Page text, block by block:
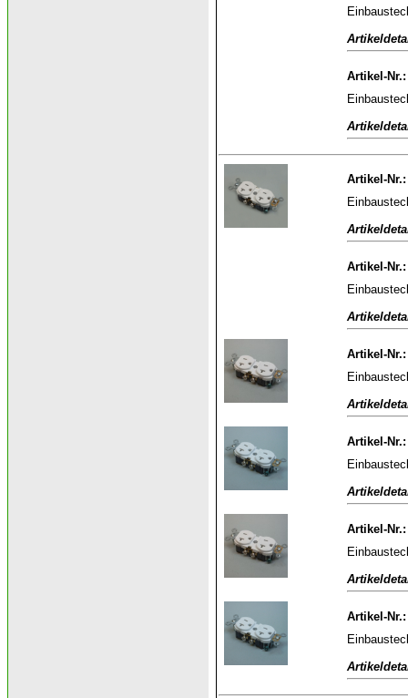
Artikel-Nr.:
Artikel-Nr.:
Artikel-Nr.:
Artikel-Nr.:
Artikel-Nr.:
Artikel-Nr.:
Artikel-Nr.: